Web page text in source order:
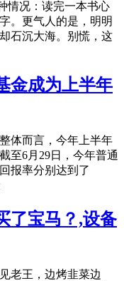
情况：读完一本书心
。更气人的是，明明
石沉大海。别慌，这
金成为上半年
体而言，今年上半年
至6月29日，今年普通
报率分别达到了
了宝马？,设备
老王，边烤韭菜边